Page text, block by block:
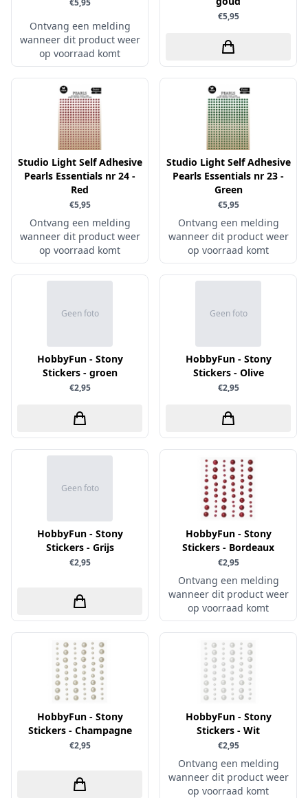
Piatek13
Precious Marieke
Prills
Pronty
Ranger
Rayher
Reprint
Scrap-Boys
Sizzix
Sparkles
Spectrum Noir
Stamperia
Starform
Steadler
Stitch & Do
Studio Light
Te Gekke Krijtjes
Totally - Tiffany
Vaessen Creative
van Gogh
Versafine
Verschillende
WeR Memory
Whimsy Stamps
Wild Rose Studio's
World of Craft
Barto Design
€5,95
Ontvang een melding
wanneer dit product weer
op voorraad komt
€5,95
Studio Light Self Adhesive
Pearls Essentials nr 24 -
Red
€5,95
Ontvang een melding
wanneer dit product weer
op voorraad komt
Studio Light Self Adhesive
Pearls Essentials nr 23 -
Green
€5,95
Ontvang een melding
wanneer dit product weer
op voorraad komt
Geen foto
HobbyFun - Stony
Stickers - groen
€2,95
Geen foto
HobbyFun - Stony
Stickers - Olive
€2,95
Geen foto
HobbyFun - Stony
Stickers - Grijs
€2,95
HobbyFun - Stony
Stickers - Bordeaux
€2,95
Ontvang een melding
wanneer dit product weer
op voorraad komt
HobbyFun - Stony
Stickers - Champagne
€2,95
HobbyFun - Stony
Stickers - Wit
€2,95
Ontvang een melding
wanneer dit product weer
op voorraad komt